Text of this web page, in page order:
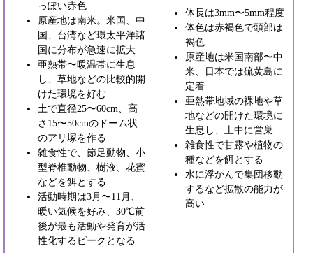
っぽい赤色
原産地は南米。米国、中
国、台湾など環太平洋諸
国に分布が急速に拡大
亜熱帯〜暖温帯に生息
し、草地などの比較的開
けた環境を好む
土で直径25〜60cm、高
さ15〜50cmのドーム状
のアリ塚を作る
雑食性で、節足動物、小
型脊椎動物、樹液、花蜜
などを餌とする
活動時期は3月〜11月、
暖い気候を好み、30℃前
後が最も活動や発育が活
性化するピークとなる
体長は3mm〜5mm程度
体色は赤褐色で頭部は
褐色
原産地は米国南部〜中
米、日本では硫黄島に
定着
亜熱帯地域の裸地や草
地などの開けた環境に
生息し、土中に営巣
雑食性で甘露や植物の
種などを餌とする
水に浮かんで集団移動
するなど拡散の能力が
高い